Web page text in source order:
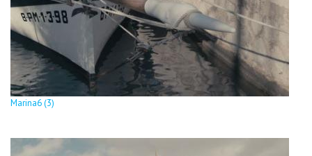
Marina6 (3)